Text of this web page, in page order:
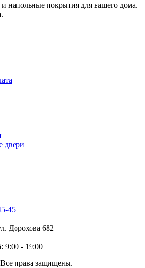
напольные покрытия для вашего дома.
двери
45
Дорохова 682
9:00 - 19:00
права защищены.